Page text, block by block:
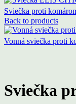
Sviečka proti
Back to products
Vonná sviečka proti
Sviečka